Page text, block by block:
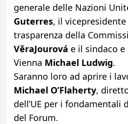
generale delle Nazioni
Guterres, il
trasparenza della
VěraJourová e il sindaco
Vienna Michael Ludwig.
Saranno loro ad aprire i
Michael O’Flaherty,
dell’UE per i fondamentali
del Forum.